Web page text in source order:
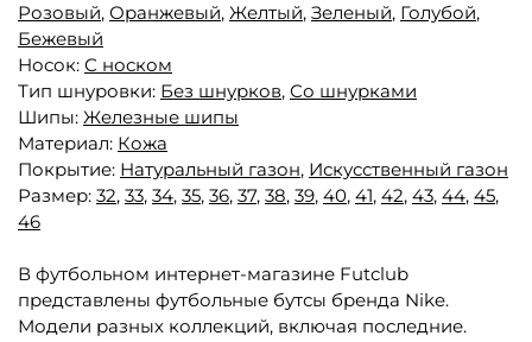
Розовый, Оранжевый, Желтый, Зеленый, Голубой,
Бежевый
Носок: С носком
Тип шнуровки: Без шнурков, Со шнурками
Шипы: Железные шипы
Материал: Кожа
Покрытие: Натуральный газон, Искусственный газон
Размер: 32, 33, 34, 35, 36, 37, 38, 39, 40, 41, 42, 43, 44, 45,
46
В футбольном интернет-магазине Futclub
представлены футбольные бутсы бренда Nike.
Модели разных коллекций, включая последние.